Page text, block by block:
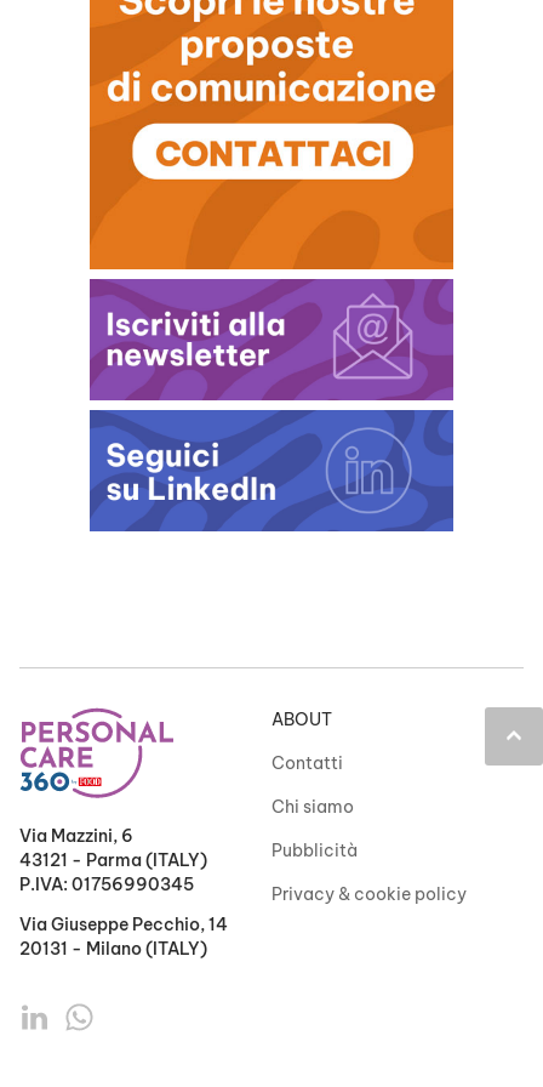
keyboard_arrow_up
Via Mazzini, 6
43121 - Parma (ITALY)
P.IVA: 01756990345
Via Giuseppe Pecchio, 14
20131 - Milano (ITALY)
ABOUT
Contatti
Chi siamo
Pubblicità
Privacy & cookie policy